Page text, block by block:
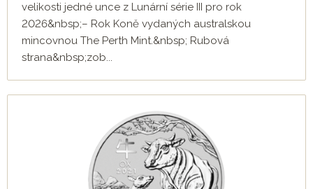
2. mince - Rok Buvola 2021
3. mince - Rok Tygra 2022
4. mince - Rok Zajíce 2023
5. mince - Rok Draka 2024
7. mince - Rok Koně 2026
8. mince - Rok Kozy 2027
9. mince - Rok Opice 2028
velikosti jedné unce z Lunární série III pro rok
2026&nbsp;– Rok Koně vydaných australskou
mincovnou The Perth Mint.&nbsp; Rubová
strana&nbsp;zob...